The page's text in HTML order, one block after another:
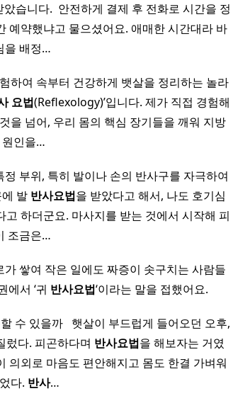
습니다. ​ 안전하게 결제 후 전화로 시간을 정
예약했냐고 물으셨어요. 애매한 시간대라 바
을 배정…
하여 속부터 건강하게 뱃살을 정리하는 놀라
요법(Reflexology)’입니다. 제가 직접 경험해
을 넘어, 우리 몸의 핵심 장기들을 깨워 지방
원인을…
정 부위, 특히 발이나 손의 반사구를 자극하여
발 반사요법을 받았다고 해서, 나도 호기심
하더군요. 마사지를 받는 것에서 시작해 피
조금은…
쌓여 작은 일에도 짜증이 솟구치는 사람들
에서 ‘귀 반사요법‘이라는 말을 접했어요.
수 있을까 ​ ​ 햇살이 부드럽게 들어오던 오후,
렀다. 피곤하다며 반사요법을 해보자는 거였
의외로 마음도 편안해지고 몸도 한결 가벼워
다. 반사…